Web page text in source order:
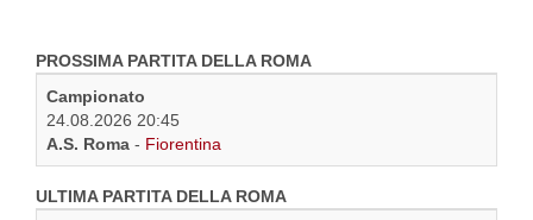
PROSSIMA PARTITA DELLA ROMA
Campionato
24.08.2026 20:45
A.S. Roma - Fiorentina
ULTIMA PARTITA DELLA ROMA